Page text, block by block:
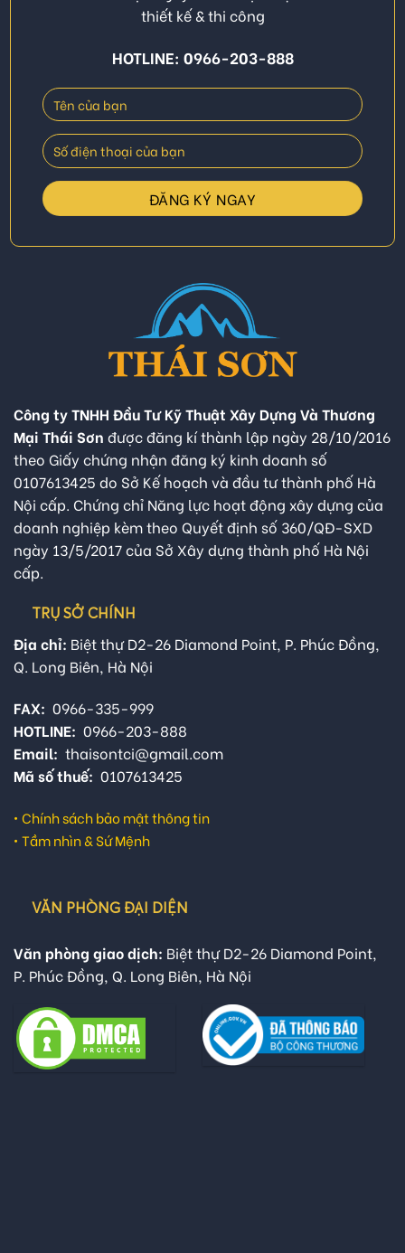
thiết kế & thi công
HOTLINE: 0966-203-888
Công ty TNHH Đầu Tư Kỹ Thuật Xây Dựng Và Thương
Mại Thái Sơn được đăng kí thành lập ngày 28/10/2016
theo Giấy chứng nhận đăng ký kinh doanh số
0107613425 do Sở Kế hoạch và đầu tư thành phố Hà
Nội cấp. Chứng chỉ Năng lực hoạt động xây dựng của
doanh nghiệp kèm theo Quyết định số 360/QĐ-SXD
ngày 13/5/2017 của Sở Xây dựng thành phố Hà Nội
cấp.
TRỤ SỞ CHÍNH
Địa chỉ: Biệt thự D2-26 Diamond Point, P. Phúc Đồng,
Q. Long Biên, Hà Nội
FAX: 0966-335-999
HOTLINE: 0966-203-888
Email: thaisontci@gmail.com
Mã số thuế: 0107613425
• Chính sách bảo mật thông tin
• Tầm nhìn & Sứ Mệnh
VĂN PHÒNG ĐẠI DIỆN
Văn phòng giao dịch: Biệt thự D2-26 Diamond Point,
P. Phúc Đồng, Q. Long Biên, Hà Nội